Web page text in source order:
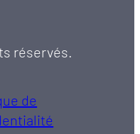
réservés.
de